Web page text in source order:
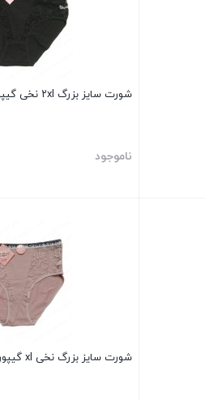
شورت سایز بزرگ ۲xl نخی گیپور رنگ مشکی
ناموجود
شورت سایز بزرگ نخی xl گیپور رنگ صورتی